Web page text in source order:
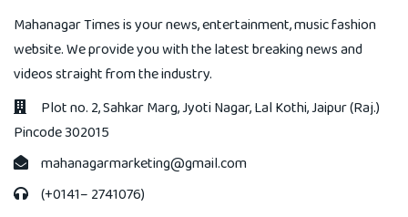
Mahanagar Times is your news, entertainment, music fashion
website. We provide you with the latest breaking news and
videos straight from the industry.
Plot no. 2, Sahkar Marg, Jyoti Nagar, Lal Kothi, Jaipur (Raj.)
Pincode 302015
mahanagarmarketing@gmail.com
(+0141– 2741076)